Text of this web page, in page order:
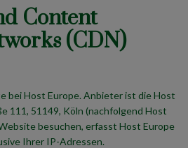
Content
(CDN)
bei Host Europe. Anbieter ist die Host
111, 51149, Köln (nachfolgend Host
besuchen, erfasst Host Europe
Ihrer IP-Adressen.